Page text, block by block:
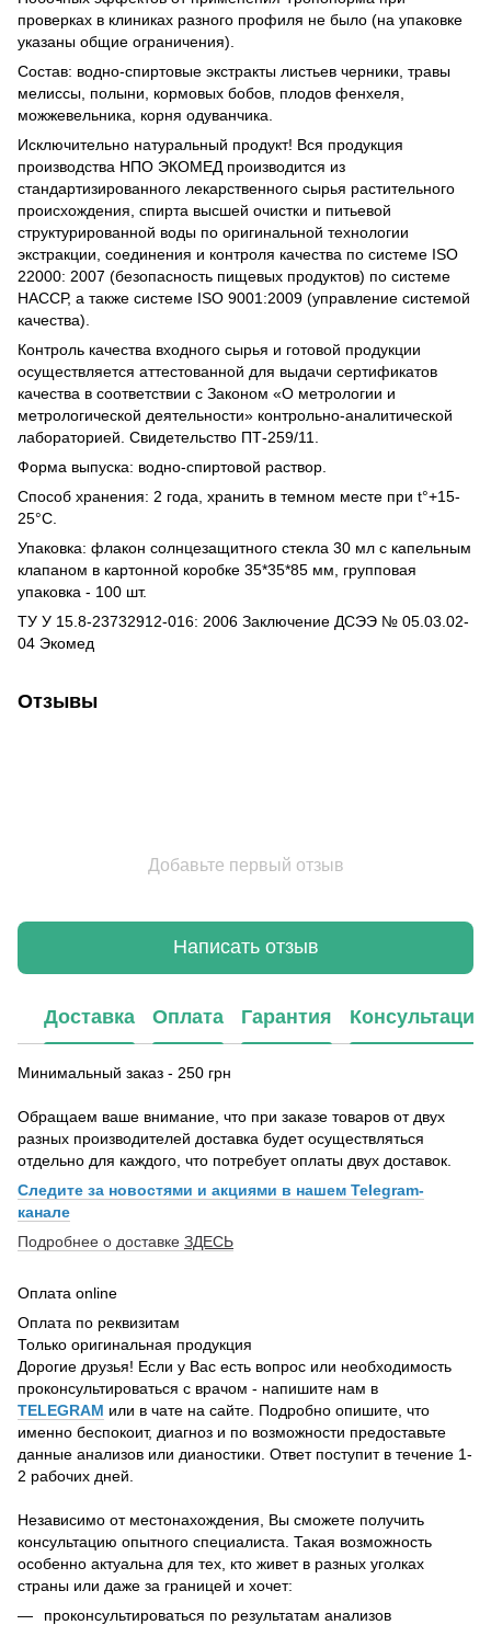
проверках в клиниках разного профиля не было (на упаковке
указаны общие ограничения).
Состав: водно-спиртовые экстракты листьев черники, травы
мелиссы, полыни, кормовых бобов, плодов фенхеля,
можжевельника, корня одуванчика.
Исключительно натуральный продукт! Вся продукция
производства НПО ЭКОМЕД производится из
стандартизированного лекарственного сырья растительного
происхождения, спирта высшей очистки и питьевой
структурированной воды по оригинальной технологии
экстракции, соединения и контроля качества по системе ISO
22000: 2007 (безопасность пищевых продуктов) по системе
НАССР, а также системе ISO 9001:2009 (управление системой
качества).
Контроль качества входного сырья и готовой продукции
осуществляется аттестованной для выдачи сертификатов
качества в соответствии с Законом «О метрологии и
метрологической деятельности» контрольно-аналитической
лабораторией. Свидетельство ПТ-259/11.
Форма выпуска: водно-спиртовой раствор.
Способ хранения: 2 года, хранить в темном месте при t°+15-
25°C.
Упаковка: флакон солнцезащитного стекла 30 мл с капельным
клапаном в картонной коробке 35*35*85 мм, групповая
упаковка - 100 шт.
ТУ У 15.8-23732912-016: 2006 Заключение ДСЭЭ № 05.03.02-
04 Экомед
Отзывы
Добавьте первый отзыв
Написать отзыв
Доставка Оплата Гарантия Консультация
Минимальный заказ - 250 грн
Обращаем ваше внимание, что при заказе товаров от двух
разных производителей доставка будет осуществляться
отдельно для каждого, что потребует оплаты двух доставок.
Следите за новостями и акциями в нашем Telegram-
канале
Подробнее о доставке ЗДЕСЬ
Оплата online
Оплата по реквизитам
Только оригинальная продукция
Дорогие друзья! Если у Вас есть вопрос или необходимость
проконсультироваться с врачом - напишите нам в
TELEGRAM или в чате на сайте. Подробно опишите, что
именно беспокоит, диагноз и по возможности предоставьте
данные анализов или дианостики. Ответ поступит в течение 1-
2 рабочих дней.
Независимо от местонахождения, Вы сможете получить
консультацию опытного специалиста. Такая возможность
особенно актуальна для тех, кто живет в разных уголках
страны или даже за границей и хочет:
проконсультироваться по результатам анализов